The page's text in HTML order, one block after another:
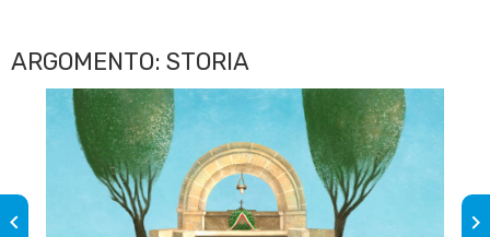
ARGOMENTO: STORIA
keyboard_arrow_left keyboard_arrow_right